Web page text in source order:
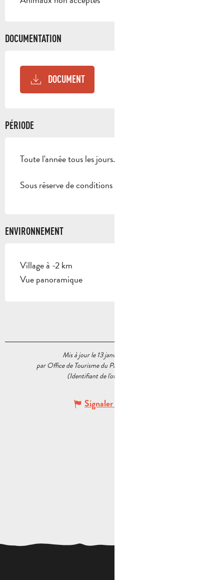
DOCUMENTATION
DOCUMENT
PÉRIODE
Toute l'année tous les jours.
Sous réserve de conditions météo favorables.
ENVIRONNEMENT
Village à -2 km
Vue panoramique
Mis à jour le 13 janvier 2026 à 14:30
par Office de Tourisme du Pays d’Aubagne et de l’Étoile
(Identifiant de l'offre :
Signaler une erreur